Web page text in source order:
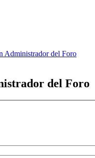
Administrador del Foro
del Foro